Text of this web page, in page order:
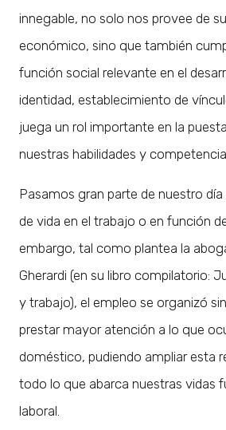
innegable, no solo nos provee de
económico, sino que también
función social relevante en el
identidad, establecimiento de
juega un rol importante en la
nuestras habilidades y
Pasamos gran parte de nuestro día
de vida en el trabajo o en función
embargo, tal como plantea la
Gherardi (en su libro compilatorio:
y trabajo), el empleo se organizó
prestar mayor atención a lo que
doméstico, pudiendo ampliar esta
todo lo que abarca nuestras vidas
laboral.